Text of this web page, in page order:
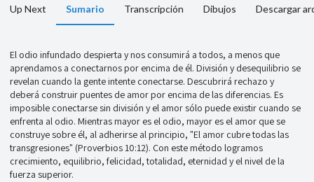
Up Next Sumario Transcripción Dibujos Descargar
El odio infundado despierta y nos consumirá a todos, a menos que
aprendamos a conectarnos por encima de él. División y desequilibrio se
revelan cuando la gente intente conectarse. Descubrirá rechazo y
deberá construir puentes de amor por encima de las diferencias. Es
imposible conectarse sin división y el amor sólo puede existir cuando se
enfrenta al odio. Mientras mayor es el odio, mayor es el amor que se
construye sobre él, al adherirse al principio, "El amor cubre todas las
transgresiones" (Proverbios 10:12). Con este método logramos
crecimiento, equilibrio, felicidad, totalidad, eternidad y el nivel de la
fuerza superior.